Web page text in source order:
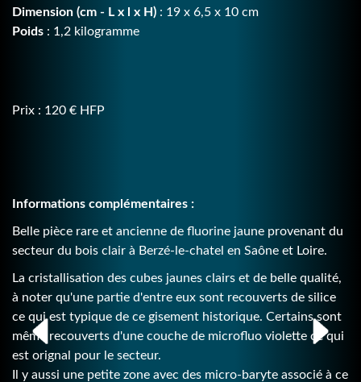
Dimension (cm - L x l x H) : 19 x 6,5 x 10 cm
Poids : 1,2 kilogramme
Prix : 120 € HFP
Informations complémentaires :
Belle pièce rare et ancienne de fluorine jaune provenant du
secteur du bois clair à Berzé-le-chatel en Saône et Loire.
La cristallisation des cubes jaunes clairs et de belle qualité,
à noter qu'une partie d'entre eux sont recouverts de silice
ce qui est typique de ce gisement historique. Certains sont
même recouverts d'une couche de microfluo violette ce qui
est orignal pour le secteur.
Il y aussi une petite zone avec des micro-baryte associé à ce